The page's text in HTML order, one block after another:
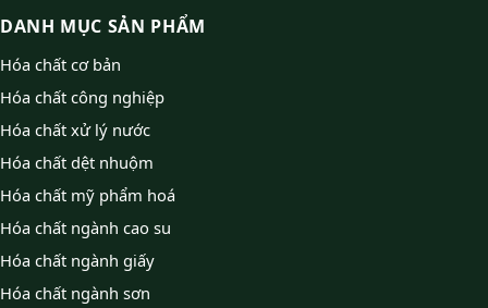
DANH MỤC SẢN PHẨM
Hóa chất cơ bản
Hóa chất công nghiệp
Hóa chất xử lý nước
Hóa chất dệt nhuộm
Hóa chất mỹ phẩm hoá
Hóa chất ngành cao su
Hóa chất ngành giấy
Hóa chất ngành sơn